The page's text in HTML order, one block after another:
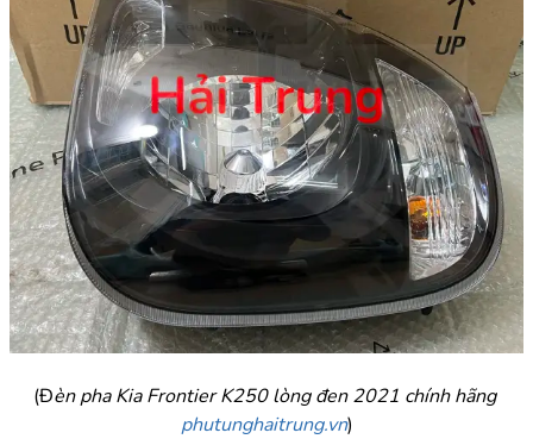
(Đ
èn pha Kia Frontier K250 lòng đen 2021 chính hãng
phutunghaitrung.vn)